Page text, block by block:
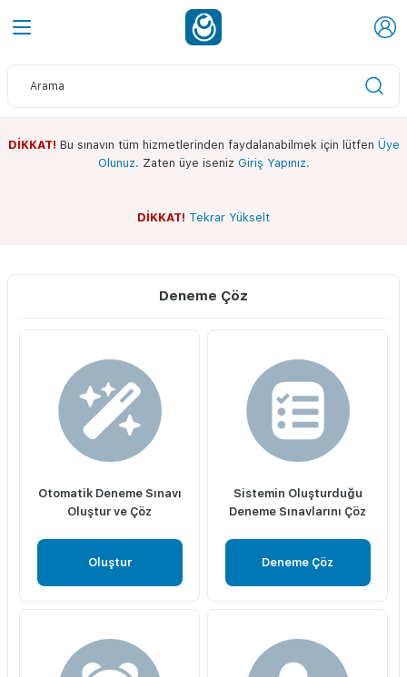
DİKKAT! Bu sınavın tüm hizmetlerinden faydalanabilmek için lütfen Üye
Olunuz. Zaten üye iseniz Giriş Yapınız.
DİKKAT! Tekrar Yükselt
Sınav Ekranı
Whatsapp Kanalımız
Deneme Çöz
Otomatik Deneme Sınavı
Oluştur ve Çöz
Oluştur
Sistemin Oluşturduğu
Deneme Sınavlarını Çöz
Deneme Çöz